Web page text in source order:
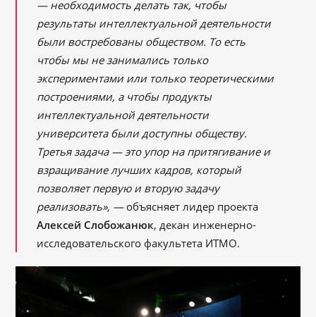
— необходимость делать так, чтобы
результаты интеллектуальной деятельности
были востребованы обществом. То есть
чтобы мы не занимались только
экспериментами или только теоретическими
построениями, а чтобы продукты
интеллектуальной деятельности
университета были доступны обществу.
Третья задача — это упор на притягивание и
взращивание лучших кадров, который
позволяет первую и вторую задачу
реализовать», —объясняет лидер проекта
Алексей Слобожанюк, декан инженерно-
исследовательского факультета ИТМО.